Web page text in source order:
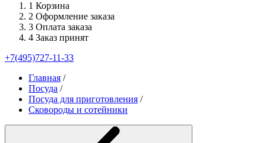
1 Корзина
2 Оформление заказа
3 Оплата заказа
4 Заказ принят
+7(495)727-11-33
Главная /
Посуда /
Посуда для приготовления /
Сковороды и сотейники